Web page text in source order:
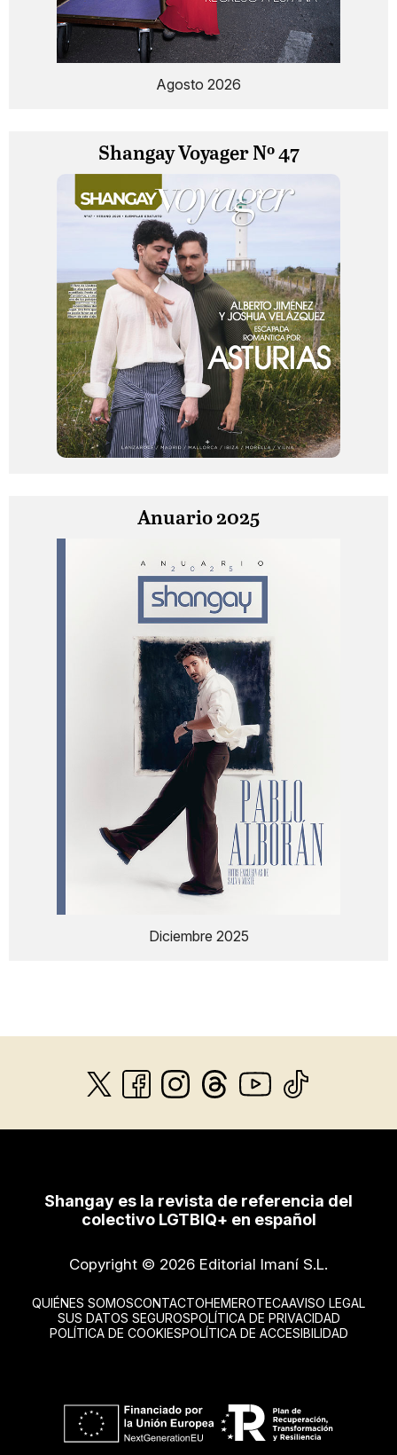
Agosto 2026
Shangay Voyager Nº 47
Anuario 2025
Diciembre 2025
Shangay es la revista de referencia del
colectivo LGTBIQ+ en español
Copyright © 2026 Editorial Imaní S.L.
QUIÉNES SOMOSCONTACTOHEMEROTECAAVISO LEGAL
SUS DATOS SEGUROSPOLÍTICA DE PRIVACIDAD
POLÍTICA DE COOKIESPOLÍTICA DE ACCESIBILIDAD